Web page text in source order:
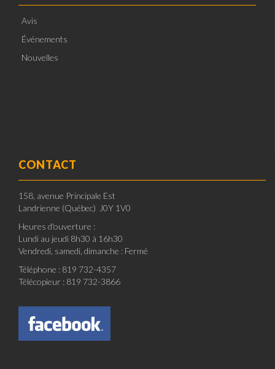
Avis
Événements
Nouvelles
CONTACT
158, avenue Principale Est
Landrienne (Québec) J0Y 1V0
Heures d'ouverture :
Lundi au jeudi 8h30 à 16h30
Vendredi, samedi, dimanche : Fermé
Téléphone : 819 732-4357
Télécopieur : 819 732-3866